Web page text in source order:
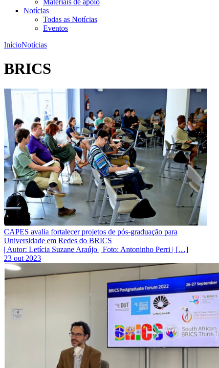
Materiais de apoio
Notícias
Todas as Notícias
Eventos
InícioNotícias
BRICS
CAPES avalia fortalecer projetos de pós-graduação para
Universidade em Redes do BRICS
| Autor: Letícia Suzane Araújo | Foto: Antoninho Perri | […]
23 out 2023